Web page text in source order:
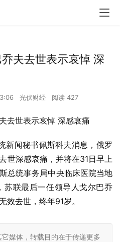
夫去世表示哀悼 深
光伏财经 阅读 427
去世表示哀悼 深感哀痛
新闻秘书佩斯科夫消息，俄罗
世深感哀痛，并将在31日早上
总统事务局中央临床医院当地
苏联最后一任领导人戈尔巴乔
效去世，终年91岁。
媒体，转载目的在于传递更多